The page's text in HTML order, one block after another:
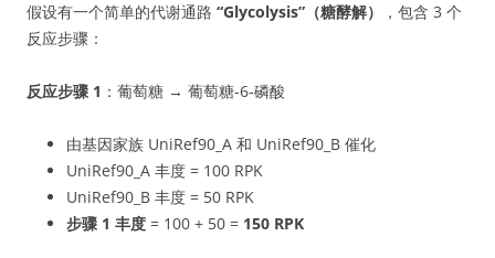
假设有一个简单的代谢通路 “Glycolysis”（糖酵解）
，包含 3 个
反应步骤：
反应步骤 1 ：葡萄糖 → 葡萄糖-6-磷酸
由基因家族 UniRef90_A 和 UniRef90_B 催化
UniRef90_A 丰度 = 100 RPK
UniRef90_B 丰度 = 50 RPK
步骤 1 丰度 = 100 + 50 = 150 RPK